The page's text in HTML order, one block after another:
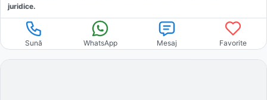
juridice.
Sună WhatsApp Mesaj Favorite